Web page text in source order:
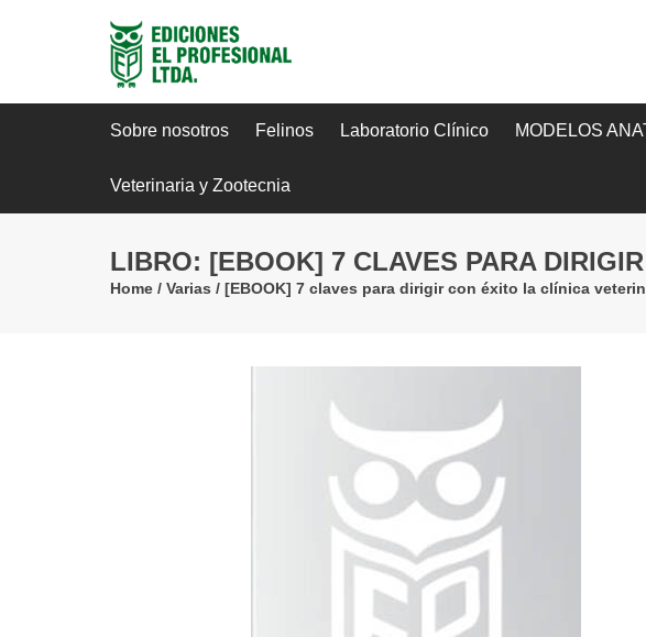
Sobre nosotros Felinos Laboratorio Clínico MODELOS
Veterinaria y Zootecnia
LIBRO: [EBOOK] 7 CLAVES PARA
Home/ Varias / [EBOOK] 7 claves para dirigir con éxito la clínica